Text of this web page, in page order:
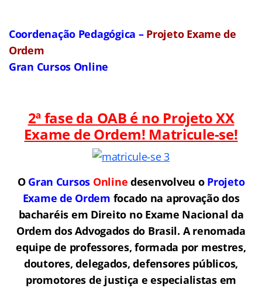
Coordenação Pedagógica – Projeto Exame de
Ordem
Gran Cursos Online
2ª fase da OAB é no Projeto XX
Exame de Ordem! Matricule-se!
O Gran Cursos Online desenvolveu o Projeto
Exame de Ordem focado na aprovação dos
bacharéis em Direito no Exame Nacional da
Ordem dos Advogados do Brasil. A renomada
equipe de professores, formada por mestres,
doutores, delegados, defensores públicos,
promotores de justiça e especialistas em